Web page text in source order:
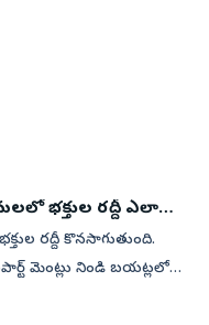
భక్తుల రద్దీ ఎలా
రద్దీ కొనసాగుతుంది.
మెంట్లు నిండి బయట్లలో